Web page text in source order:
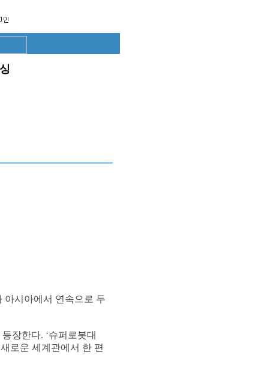
아시아에서 연속으로 두
장한다. ‘슈퍼로봇대
로운 세계관에서 한 편